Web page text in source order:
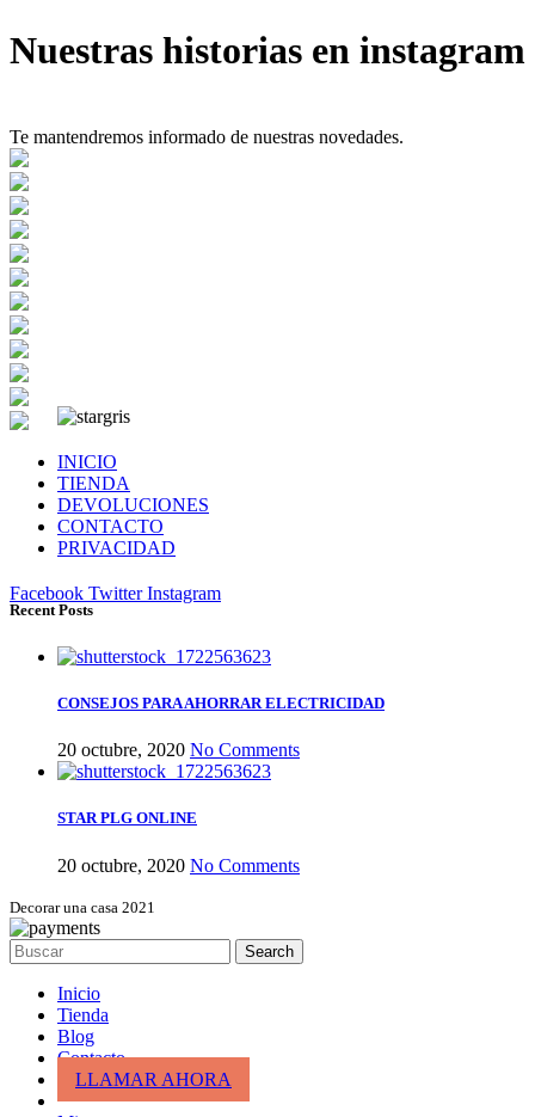
Nuestras historias en instagram
Te mantendremos informado de nuestras novedades.
INICIO
TIENDA
DEVOLUCIONES
CONTACTO
PRIVACIDAD
Facebook Twitter Instagram
Recent Posts
CONSEJOS PARA AHORRAR ELECTRICIDAD
20 octubre, 2020 No Comments
STAR PLG ONLINE
20 octubre, 2020 No Comments
Decorar una casa 2021
Search
Inicio
Tienda
Blog
Contacto
LLAMAR AHORA